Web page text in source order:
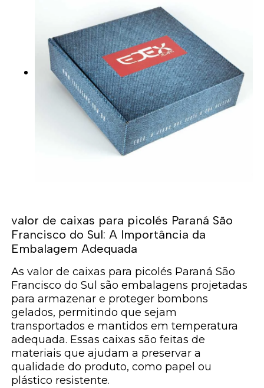
valor de caixas para picolés Paraná São
Francisco do Sul: A Importância da
Embalagem Adequada
As valor de caixas para picolés Paraná São
Francisco do Sul são embalagens projetadas
para armazenar e proteger bombons
gelados, permitindo que sejam
transportados e mantidos em temperatura
adequada. Essas caixas são feitas de
materiais que ajudam a preservar a
qualidade do produto, como papel ou
plástico resistente.